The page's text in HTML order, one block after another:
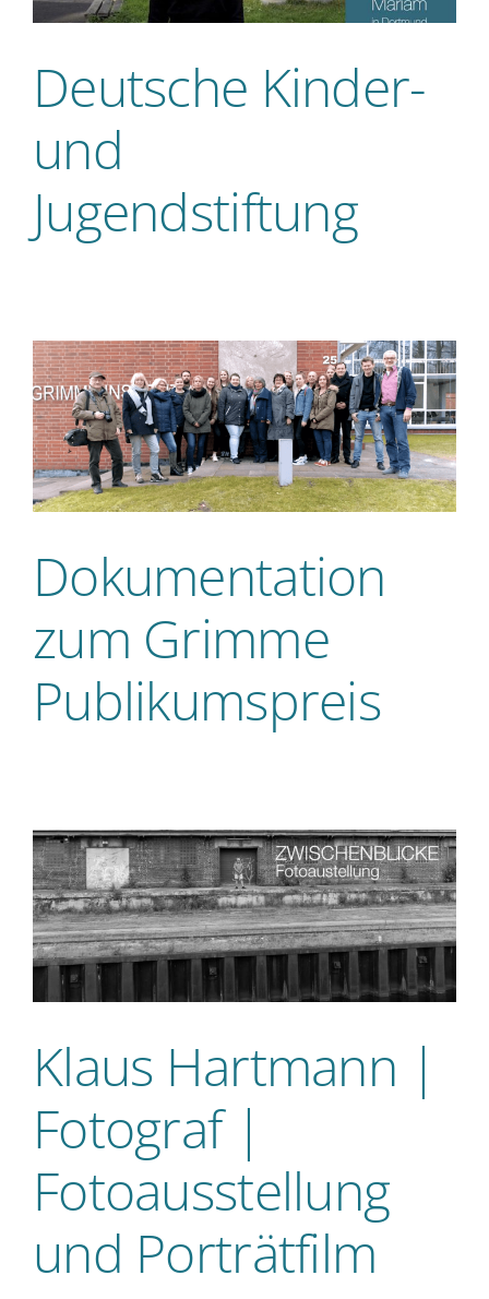
Deutsche Kinder-
und
Jugendstiftung
Dokumentation
zum Grimme
Publikumspreis
Klaus Hartmann |
Fotograf |
Fotoausstellung
und Porträtfilm